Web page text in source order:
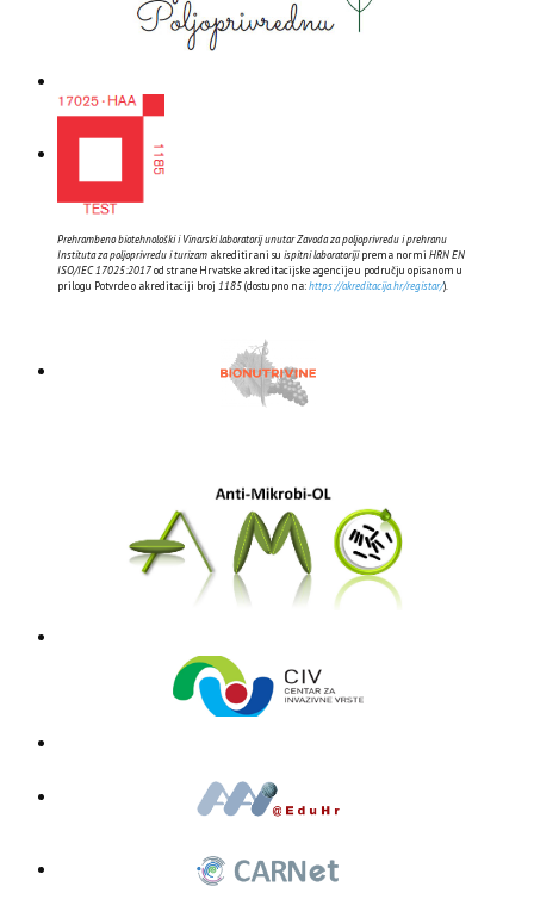
Prehrambeno biotehnološki i Vinarski laboratorij unutar Zavoda za poljoprivredu i prehranu
Instituta za poljoprivredu i turizam akreditirani su ispitni laboratorijiprema normi HRN EN
ISO/IEC 17025:2017od strane Hrvatske akreditacijske agencije u području opisanom u
prilogu Potvrde o akreditaciji broj 1185(dostupno na:https://akreditacija.hr/registar/).